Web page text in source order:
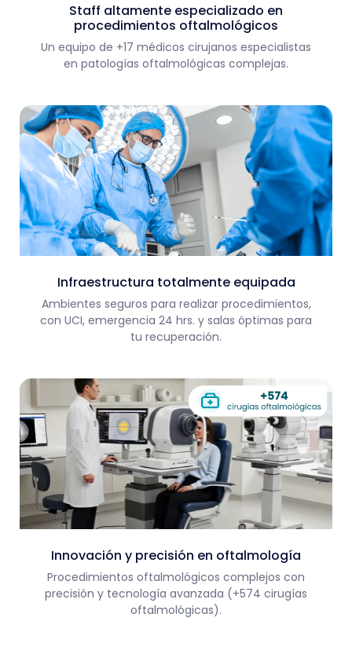
Staff altamente especializado en
procedimientos oftalmológicos
Un equipo de +17 médicos cirujanos especialistas
en patologías oftalmológicas complejas.
Infraestructura totalmente equipada
Ambientes seguros para realizar procedimientos,
con UCI, emergencia 24 hrs. y salas óptimas para
tu recuperación.
Innovación y precisión en oftalmología
Procedimientos oftalmológicos complejos con
precisión y tecnología avanzada (+574 cirugías
oftalmológicas).